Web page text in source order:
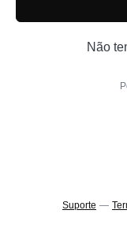
Não
Suporte —